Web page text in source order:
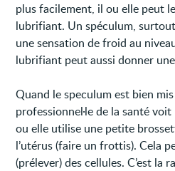
plus facilement, il ou elle peut
lubrifiant. Un spéculum,
une sensation de froid au
lubrifiant peut aussi donner
Quand le speculum est bien
professionnel·le de la santé
ou elle utilise une petite
l’utérus (faire un frottis). Cela
(prélever) des cellules. C’est la